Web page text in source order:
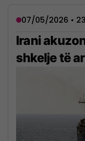
07/05/2026 •
Irani
shkelje të